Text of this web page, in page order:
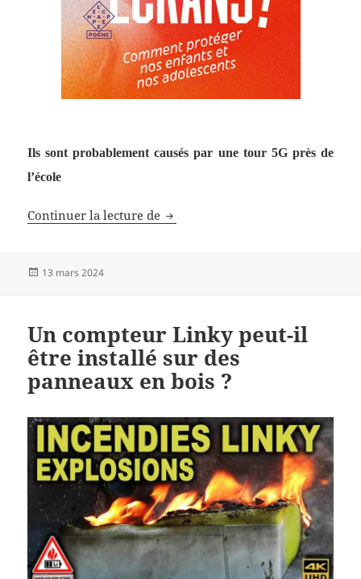
Ils sont probablement causés par une tour 5G près de
l’école
Continuer la lecture de Les maux de tête « graves » d’un
Publié
13 mars 2024
Un compteur Linky peut-il
être installé sur des
panneaux en bois ?